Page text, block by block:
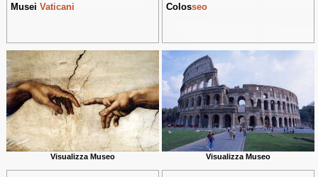
MuseiVaticani
Visualizza Museo
Colosseo
Visualizza Museo